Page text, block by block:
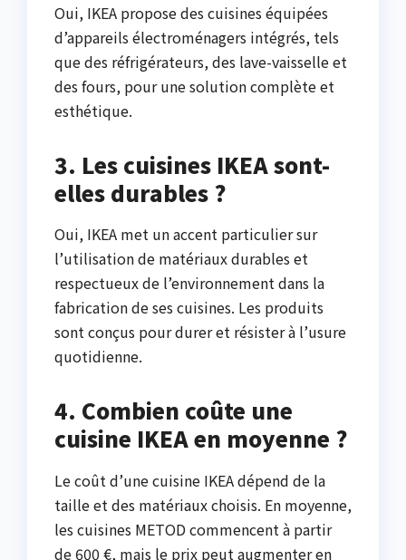
Oui, IKEA propose des cuisines équipées
d’appareils électroménagers intégrés, tels
que des réfrigérateurs, des lave-vaisselle et
des fours, pour une solution complète et
esthétique.
3. Les cuisines IKEA sont-
elles durables ?
Oui, IKEA met un accent particulier sur
l’utilisation de matériaux durables et
respectueux de l’environnement dans la
fabrication de ses cuisines. Les produits
sont conçus pour durer et résister à l’usure
quotidienne.
4. Combien coûte une
cuisine IKEA en moyenne ?
Le coût d’une cuisine IKEA dépend de la
taille et des matériaux choisis. En moyenne,
les cuisines METOD commencent à partir
de 600 €, mais le prix peut augmenter en